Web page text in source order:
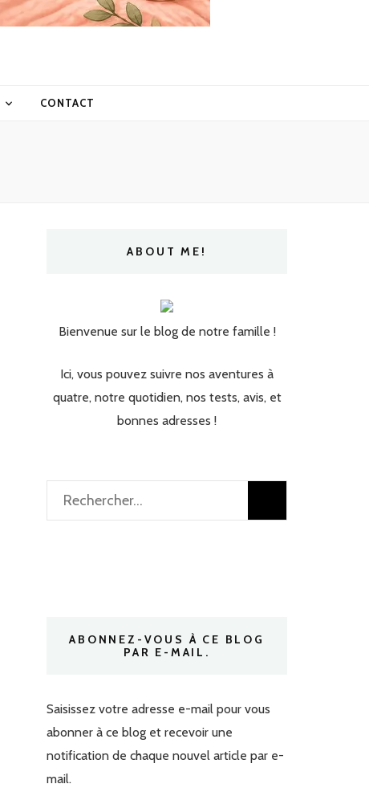
CONTACT
ABOUT ME!
Bienvenue sur le blog de notre famille !
Ici, vous pouvez suivre nos aventures à
quatre, notre quotidien, nos tests, avis, et
bonnes adresses !
Rechercher :
ABONNEZ-VOUS À CE BLOG
PAR E-MAIL.
Saisissez votre adresse e-mail pour vous
abonner à ce blog et recevoir une
notification de chaque nouvel article par e-
mail.